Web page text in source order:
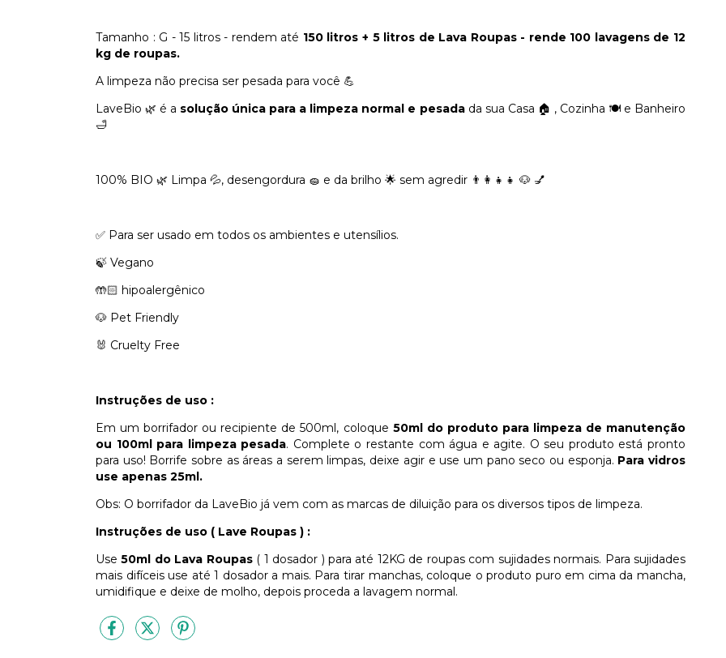
Tamanho : G - 15 litros - rendem até 150 litros + 5 litros de Lava Roupas - rende 100 lavagens de 12
kg de roupas.
A limpeza não precisa ser pesada para você 💪
LaveBio 🌿 é a solução única para a limpeza normal e pesadada sua Casa 🏠 , Cozinha 🍽 e Banheiro
🛁
100% BIO 🌿 Limpa 💦, desengordura 🧽 e da brilho 🌟 sem agredir 👨‍👩‍👧‍👧 🐶 💅
✅ Para ser usado em todos os ambientes e utensílios.
🍃 Vegano
🤲🏻 hipoalergênico
🐶 Pet Friendly
🐰 Cruelty Free
Instruções de uso :
Em um borrifador ou recipiente de 500ml, coloque 50ml do produto para limpeza de manutenção
ou 100ml para limpeza pesada. Complete o restante com água e agite. O seu produto está pronto
para uso! Borrife sobre as áreas a serem limpas, deixe agir e use um pano seco ou esponja. Para vidros
use apenas 25ml.
Obs: O borrifador da LaveBio já vem com as marcas de diluição para os diversos tipos de limpeza.
Instruções de uso ( Lave Roupas ) :
Use50ml do Lava Roupas( 1 dosador ) para até 12KG de roupas com sujidades normais. Para sujidades
mais difíceis use até 1 dosador a mais. Para tirar manchas, coloque o produto puro em cima da mancha,
umidifique e deixe de molho, depois proceda a lavagem normal.